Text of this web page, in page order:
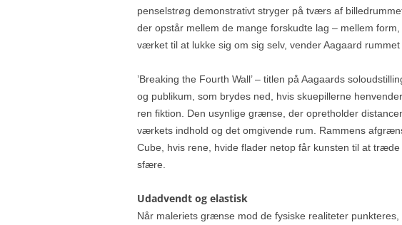
penselstrøg demonstrativt stryger på tværs af
der opstår mellem de mange forskudte lag – mellem
værket til at lukke sig om sig selv, vender Aagaard
’Breaking the Fourth Wall’ – titlen på Aagaards
og publikum, som brydes ned, hvis skuepillerne
ren fiktion. Den usynlige grænse, der opretholder
værkets indhold og det omgivende rum. Rammens
Cube, hvis rene, hvide flader netop får kunsten til at
sfære.
Udadvendt og elastisk
Når maleriets grænse mod de fysiske realiteter